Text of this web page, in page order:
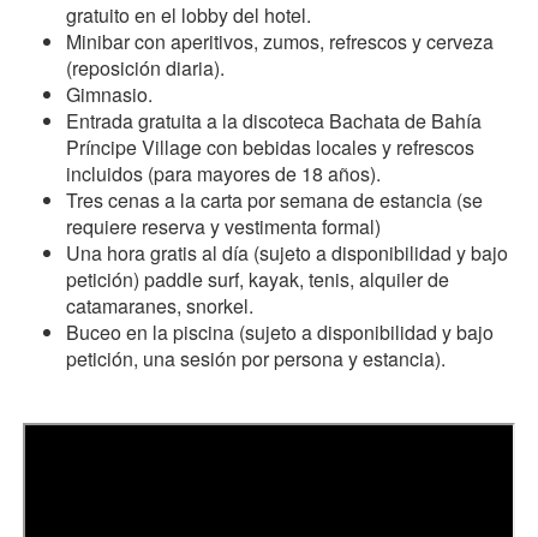
gratuito en el lobby del hotel.
Minibar con aperitivos, zumos, refrescos y cerveza
(reposición diaria).
Gimnasio.
Entrada gratuita a la discoteca Bachata de Bahía
Príncipe Village con bebidas locales y refrescos
incluidos (para mayores de 18 años).
Tres cenas a la carta por semana de estancia (se
requiere reserva y vestimenta formal)
Una hora gratis al día (sujeto a disponibilidad y bajo
petición) paddle surf, kayak, tenis, alquiler de
catamaranes, snorkel.
Buceo en la piscina (sujeto a disponibilidad y bajo
petición, una sesión por persona y estancia).